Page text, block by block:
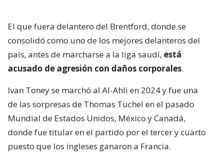
El que fuera delantero del Brentford, donde se
consolidó como uno de los mejores delanteros del
país, antes de marcharse a la liga saudí, está
acusado de agresión con daños corporales.
Ivan Toney se marchó al Al-Ahli en 2024 y fue una
de las sorpresas de Thomas Tuchel en el pasado
Mundial de Estados Unidos, México y Canadá,
donde fue titular en el partido por el tercer y cuarto
puesto que los ingleses ganaron a Francia.